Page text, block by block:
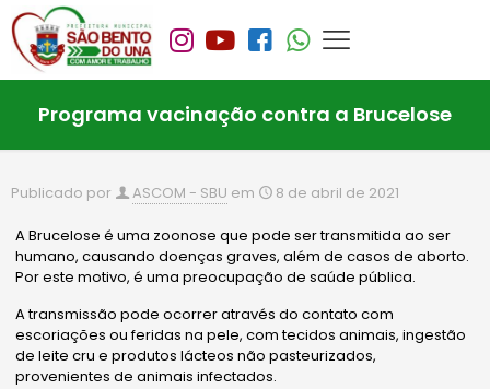
Programa vacinação contra a Brucelose
Publicado por ASCOM - SBU em 8 de abril de 2021
A Brucelose é uma zoonose que pode ser transmitida ao ser
humano, causando doenças graves, além de casos de aborto.
Por este motivo, é uma preocupação de saúde pública.
A transmissão pode ocorrer através do contato com
escoriações ou feridas na pele, com tecidos animais, ingestão
de leite cru e produtos lácteos não pasteurizados,
provenientes de animais infectados.